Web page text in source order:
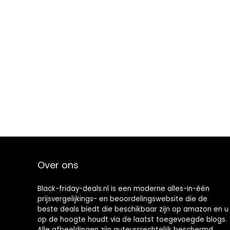
Over ons
Black-friday-deals.nl is een moderne alles-in-één
prijsvergelijkings- en beoordelingswebsite die de
beste deals biedt die beschikbaar zijn op amazon en u
op de hoogte houdt via de laatst toegevoegde blogs.